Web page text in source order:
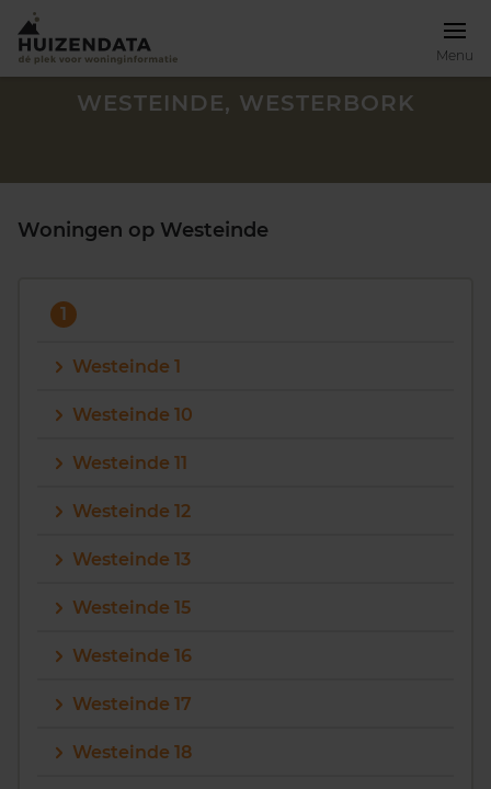
Menu
Maandag t/m vrijdag - 08:00 -18:00
WESTEINDE, WESTERBORK
Woningen op Westeinde
1
Westeinde 1
Westeinde 10
Westeinde 11
Westeinde 12
Westeinde 13
Westeinde 15
Westeinde 16
Westeinde 17
Westeinde 18